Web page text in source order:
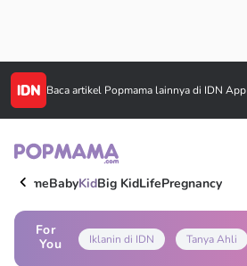
Baca artikel Popmama lainnya di IDN App
HomeBabyKidBig KidLifePregnancy
For
You
Iklanin di IDN Tanya Ahli